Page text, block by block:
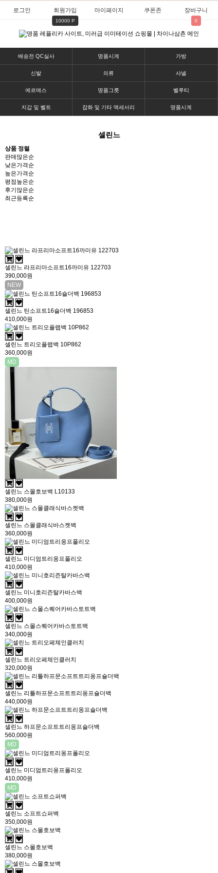
로그인 회원가입
10000 P
마이페이지 쿠폰존 장바구니
0
배송전 QC실사 명품시계 가방
신발 의류 샤넬
에르메스 명품그릇 벨루티
지갑 및 벨트 잡화 및 기타 액세서리 명품시계
셀린느
상품 정렬
판매많은순
낮은가격순
높은가격순
평점높은순
후기많은순
최근등록순
셀린느 라프리마소프트16까미유 122703
390,000원
NEW
셀린느 틴소프트16숄더백 196853
410,000원
셀린느 트리오플랩백 10P862
360,000원
MD
셀린느 스몰호보백 L10133
380,000원
셀린느 스몰클래식바스켓백
360,000원
셀린느 미디엄트리옹프폴리오
410,000원
셀린느 미니호리즌탈카바스백
400,000원
셀린느 스몰스퀘어카바스토트백
340,000원
셀린느 트리오페체인클러치
320,000원
셀린느 리틀하프문소프트트리옹프숄더백
440,000원
셀린느 하프문소프트트리옹프숄더백
560,000원
MD
셀린느 미디엄트리옹프폴리오
410,000원
MD
셀린느 소프트쇼퍼백
350,000원
셀린느 스몰호보백
380,000원